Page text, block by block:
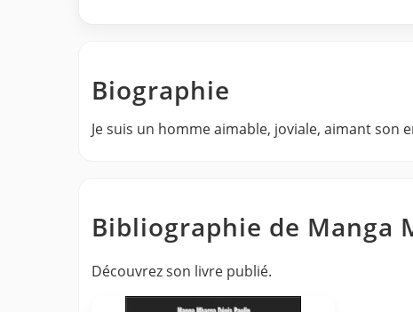
Biographie
Je suis un homme aimable, joviale, aimant
Bibliographie de Manga
Découvrez son livre publié.